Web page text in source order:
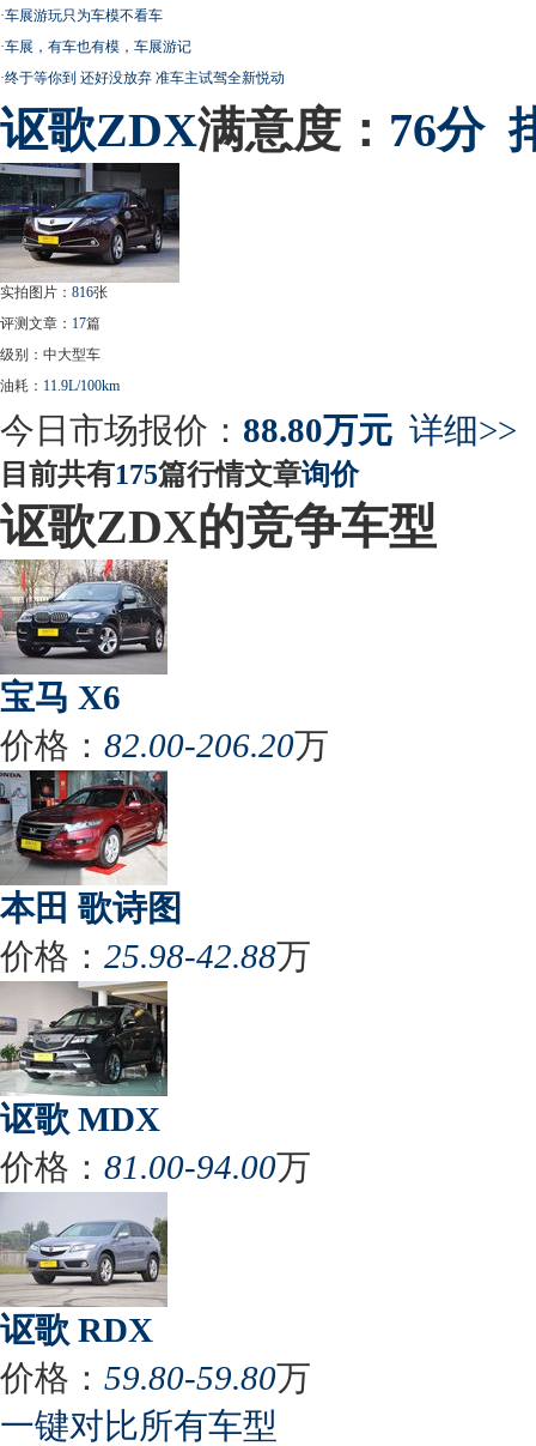
·车展游玩只为车模不看车
·车展，有车也有模，车展游记
·终于等你到 还好没放弃 准车主试驾全新悦动
讴歌ZDX满意度： 76分
实拍图片： 816张
评测文章： 17篇
级别：中大型车
油耗： 11.9L/100km
今日市场报价： 88.80万元 详细>>
目前共有175篇行情文章询价
讴歌ZDX的竞争车型
宝马 X6
价格： 82.00-206.20万
本田 歌诗图
价格： 25.98-42.88万
讴歌 MDX
价格： 81.00-94.00万
讴歌 RDX
价格： 59.80-59.80万
一键对比所有车型